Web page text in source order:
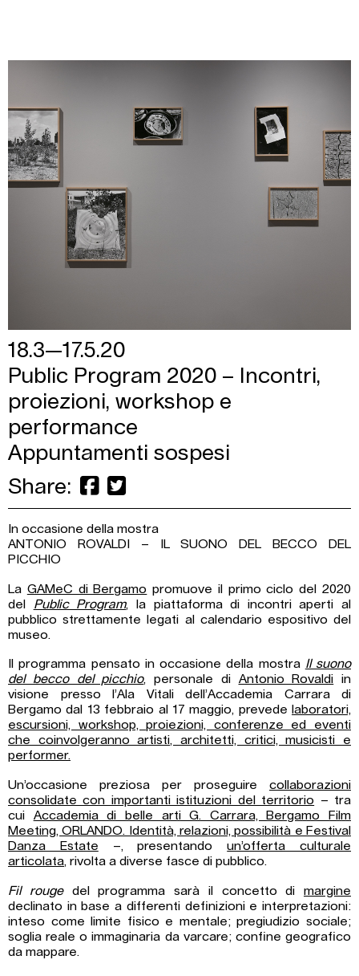
18.3—17.5.20
Public Program 2020 – Incontri,
proiezioni, workshop e
performance
Appuntamenti sospesi
Share:
In occasione della mostra
ANTONIO ROVALDI – IL SUONO DEL BECCO DEL
PICCHIO
La GAMeC di Bergamo promuove il primo ciclo del 2020
del Public Program, la piattaforma di incontri aperti al
pubblico strettamente legati al calendario espositivo del
museo.
Il programma pensato in occasione della mostra Il suono
del becco del picchio, personale di Antonio Rovaldi in
visione presso l’Ala Vitali dell’Accademia Carrara di
Bergamo dal 13 febbraio al 17 maggio, prevede laboratori,
escursioni, workshop, proiezioni, conferenze ed eventi
che coinvolgeranno artisti, architetti, critici, musicisti e
performer.
Un’occasione preziosa per proseguire collaborazioni
consolidate con importanti istituzioni del territorio – tra
cui Accademia di belle arti G. Carrara, Bergamo Film
Meeting, ORLANDO. Identità, relazioni, possibilità e Festival
Danza Estate –, presentandoun’offerta culturale
articolata, rivolta a diverse fasce di pubblico.
Fil rougedel programma sarà il concetto di margine
declinato in base a differenti definizioni e interpretazioni:
inteso come limite fisico e mentale; pregiudizio sociale;
soglia reale o immaginaria da varcare; confine geografico
da mappare.